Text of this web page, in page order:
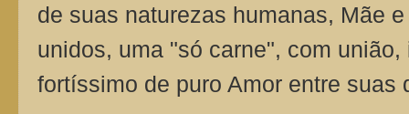
de suas naturezas humanas, Mãe
unidos, uma "só carne", com
fortíssimo de puro Amor entre suas